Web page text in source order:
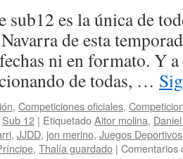
en
y
sub12 es la única de
de esta
ni en formato. Y a
de todas, …
, Competiciones oficiales,
Sub 12 | EtiquetadoAitor molina,
, JJDD, jon merino, Juegos Deportivos
, Thalía guardado | Comentarios